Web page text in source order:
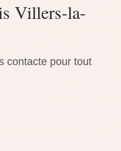
Villers-la-
contacte pour tout